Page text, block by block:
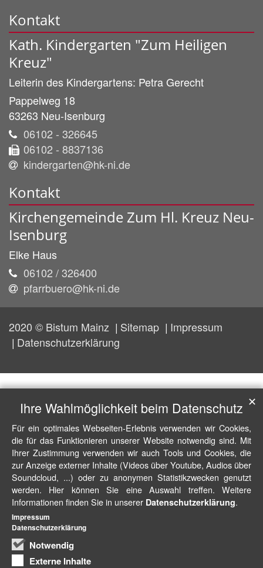
Kontakt
Kath. Kindergarten "Zum Heiligen
Kreuz"
Leiterin des Kindergartens: PetraGerecht
Pappelweg 18
63263 Neu-Isenburg
06102 - 326645
06102 - 8837136
kindergarten@hk-ni.de
Kontakt
Kirchengemeinde Zum Hl. Kreuz Neu-
Isenburg
Elke Haus
06102 / 326400
pfarrbuero@hk-ni.de
2020 © Bistum Mainz Sitemap
Impressum
Datenschutzerklärung
Ihre Wahlmöglichkeit beim Datenschutz
Für ein optimales Webseiten-Erlebnis verwenden wir Cookies,
die für das Funktionieren unserer Website notwendig sind. Mit
Ihrer Zustimmung verwenden wir auch Tools und Cookies, die
zur Anzeige externer Inhalte (Videos über Youtube, Audios über
Soundcloud, ...) oder zu anonymen Statistikzwecken genutzt
werden. Hier können Sie eine Auswahl treffen. Weitere
Informationen finden Sie in unserer Datenschutzerklärung.
Notwendig
Externe Inhalte
✕
Impressum
Datenschutzerklärung